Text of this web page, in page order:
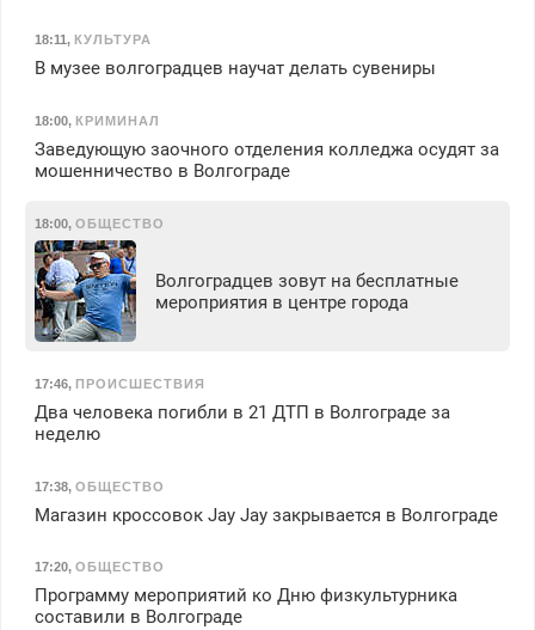
18:11 , КУЛЬТУРА
В музее волгоградцев научат делать сувениры
18:00, КРИМИНАЛ
Заведующую заочного отделения колледжа осудят за
мошенничество в Волгограде
18:00, ОБЩЕСТВО
Волгоградцев зовут на бесплатные
мероприятия в центре города
17:46, ПРОИСШЕСТВИЯ
Два человека погибли в 21 ДТП в Волгограде за
неделю
17:38, ОБЩЕСТВО
Магазин кроссовок Jay Jay закрывается в Волгограде
17:20, ОБЩЕСТВО
Программу мероприятий ко Дню физкультурника
составили в Волгограде